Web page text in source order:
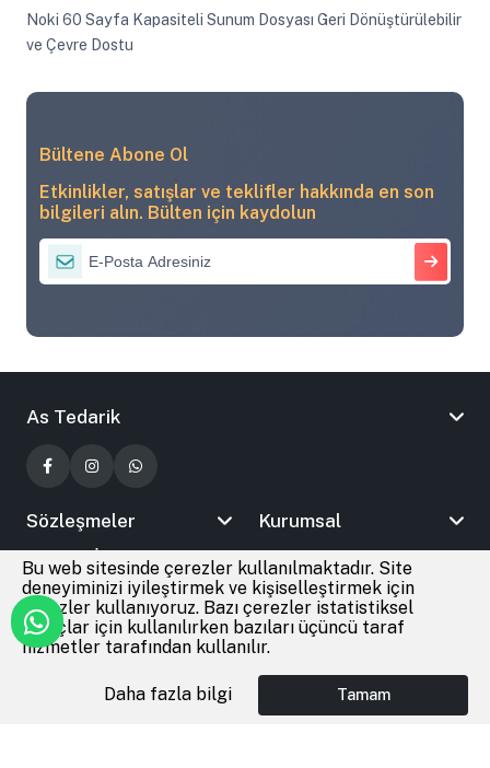
Anasayfa Giriş Yap Sepet
Noki 60 Sayfa Kapasiteli Sunum Dosyası Geri Dönüştürülebilir
ve Çevre Dostu
Bültene Abone Ol
Etkinlikler, satışlar ve teklifler hakkında en son
bilgileri alın. Bülten için kaydolun
As Tedarik
Sözleşmeler
Kurumsal
Bizimle İletişime Geçin
© 2026As TedarikTüm Hakları Saklıdır
Bu web sitesinde çerezler kullanılmaktadır. Site
deneyiminizi iyileştirmek ve kişiselleştirmek için
çerezler kullanıyoruz. Bazı çerezler istatistiksel
amaçlar için kullanılırken bazıları üçüncü taraf
hizmetler tarafından kullanılır.
Daha fazla bilgi Tamam